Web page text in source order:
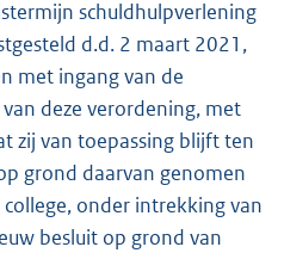
schuldhulpverlening
d.d. 2 maart 2021,
met ingang van de
deze verordening, met
zij van toepassing blijft ten
grond daarvan genomen
onder intrekking van
besluit op grond van